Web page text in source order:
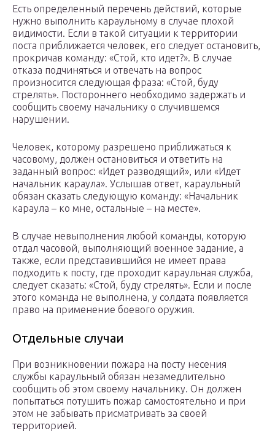
Есть определенный перечень действий, которые
нужно выполнить караульному в случае плохой
видимости. Если в такой ситуации к территории
поста приближается человек, его следует остановить,
прокричав команду: «Стой, кто идет?». В случае
отказа подчиняться и отвечать на вопрос
произносится следующая фраза: «Стой, буду
стрелять». Постороннего необходимо задержать и
сообщить своему начальнику о случившемся
нарушении.
Человек, которому разрешено приближаться к
часовому, должен остановиться и ответить на
заданный вопрос: «Идет разводящий», или «Идет
начальник караула». Услышав ответ, караульный
обязан сказать следующую команду: «Начальник
караула – ко мне, остальные – на месте».
В случае невыполнения любой команды, которую
отдал часовой, выполняющий военное задание, а
также, если представившийся не имеет права
подходить к посту, где проходит караульная служба,
следует сказать: «Стой, буду стрелять». Если и после
этого команда не выполнена, у солдата появляется
право на применение боевого оружия.
Отдельные случаи
При возникновении пожара на посту несения
службы караульный обязан незамедлительно
сообщить об этом своему начальнику. Он должен
попытаться потушить пожар самостоятельно и при
этом не забывать присматривать за своей
территорией.